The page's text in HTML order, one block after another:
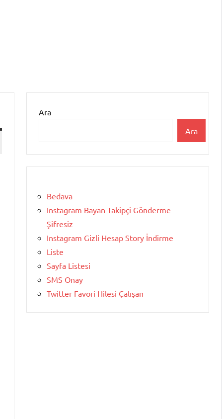
Ara
Ara
Bedava
Instagram Bayan Takipçi Gönderme
Şifresiz
Instagram Gizli Hesap Story İndirme
Liste
Sayfa Listesi
SMS Onay
Twitter Favori Hilesi Çalışan